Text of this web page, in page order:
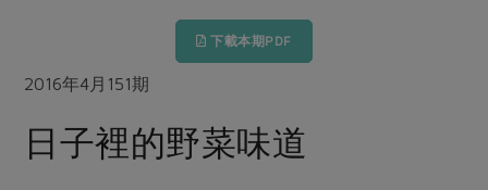
美妝保養
日用品 圖書禮品
異國料理
2024農業發展計畫年度報告
更多議題活動
食農教育
綠主張月刊
社務專區
下載本期PDF
2016年4月151期
日子裡的野菜味道